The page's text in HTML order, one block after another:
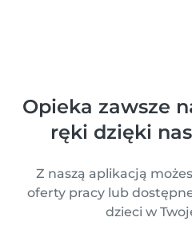
Opieka zawsze
ręki dzięki
Z naszą aplikacją
oferty pracy lub
dzieci w